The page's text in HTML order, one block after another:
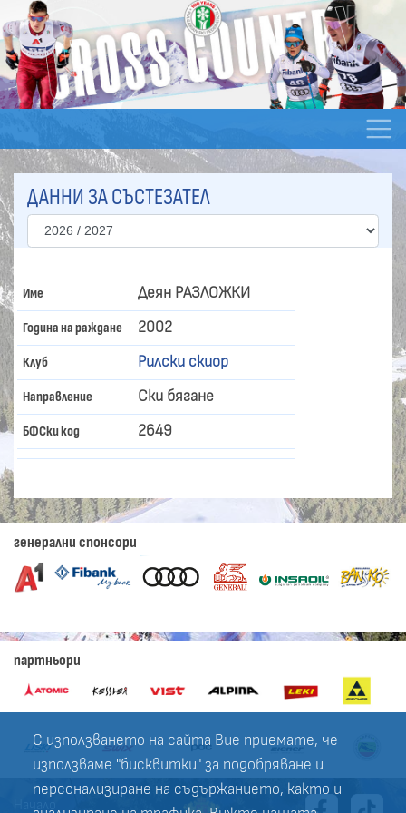
С използването на сайта Вие приемате, че
използваме "бисквитки" за подобряване и
персонализиране на съдържанието, както и
ДАННИ ЗА СЪСТЕЗАТЕЛ
Име Деян РАЗЛОЖКИ
Година на раждане 2002
Клуб Рилски скиор
Направление Ски бягане
БФСки код 2649
генерални спонсори
партньори